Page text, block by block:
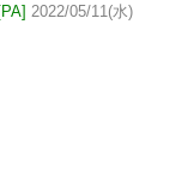
2022/05/11(水)